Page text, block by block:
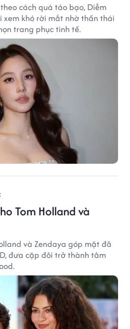
cách quá táo bạo, Diễm
xem khó rời mắt nhờ thần thái
trang phục tinh tế.
Tom Holland và
và Zendaya góp mặt đã
đưa cặp đôi trở thành tâm